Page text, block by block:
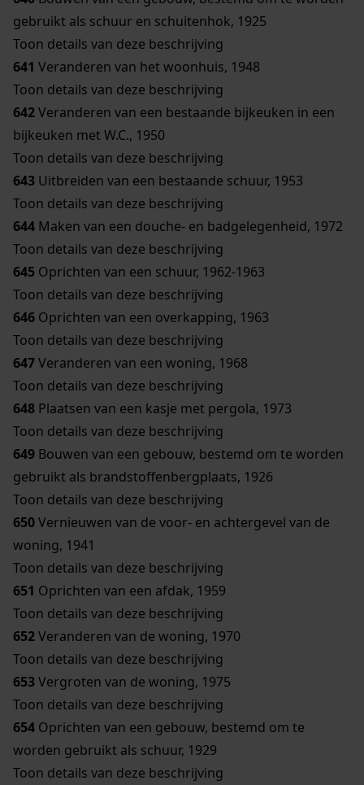
gebruikt als schuur en schuitenhok, 1925
Toon details van deze beschrijving
641 Veranderen van het woonhuis, 1948
Toon details van deze beschrijving
642Veranderen van een bestaande bijkeuken in een
bijkeuken met W.C., 1950
Toon details van deze beschrijving
643 Uitbreiden van een bestaande schuur, 1953
Toon details van deze beschrijving
644 Maken van een douche- en badgelegenheid, 1972
Toon details van deze beschrijving
645 Oprichten van een schuur, 1962-1963
Toon details van deze beschrijving
646 Oprichten van een overkapping, 1963
Toon details van deze beschrijving
647Veranderen van een woning, 1968
Toon details van deze beschrijving
648 Plaatsen van een kasje met pergola, 1973
Toon details van deze beschrijving
649 Bouwen van een gebouw, bestemd om te worden
gebruikt als brandstoffenbergplaats, 1926
Toon details van deze beschrijving
650Vernieuwen van de voor- en achtergevel van de
woning, 1941
Toon details van deze beschrijving
651 Oprichten van een afdak, 1959
Toon details van deze beschrijving
652Veranderen van de woning, 1970
Toon details van deze beschrijving
653Vergroten van de woning, 1975
Toon details van deze beschrijving
654 Oprichten van een gebouw, bestemd om te
worden gebruikt als schuur, 1929
Toon details van deze beschrijving